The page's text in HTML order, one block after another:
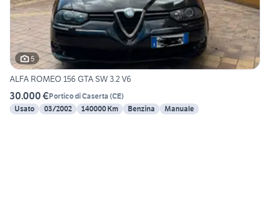
5
ALFA ROMEO 156 GTA SW 3.2 V6
30.000 €Portico di Caserta (CE)
Usato
03/2002 140000 Km Benzina Manuale